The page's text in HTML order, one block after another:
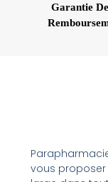
Garantie De
vous proposer